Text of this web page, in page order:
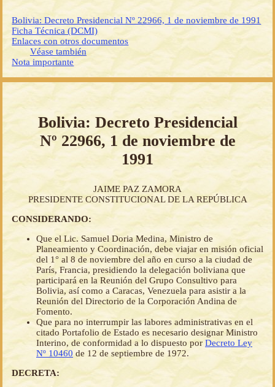
Bolivia: Decreto Presidencial Nº 22966, 1 de noviembre de 1991
Ficha Técnica (DCMI)
Enlaces con otros documentos
Véase también
Nota importante
Bolivia: Decreto Presidencial
Nº 22966, 1 de noviembre de
1991
JAIME PAZ ZAMORA
PRESIDENTE CONSTITUCIONAL DE LA REPÚBLICA
CONSIDERANDO:
Que el Lic. Samuel Doria Medina, Ministro de
Planeamiento y Coordinación, debe viajar en misión oficial
del 1° al 8 de noviembre del año en curso a la ciudad de
París, Francia, presidiendo la delegación boliviana que
participará en la Reunión del Grupo Consultivo para
Bolivia, así como a Caracas, Venezuela para asistir a la
Reunión del Directorio de la Corporación Andina de
Fomento.
Que para no interrumpir las labores administrativas en el
citado Portafolio de Estado es necesario designar Ministro
Interino, de conformidad a lo dispuesto por Decreto Ley
Nº 10460 de 12 de septiembre de 1972.
DECRETA: